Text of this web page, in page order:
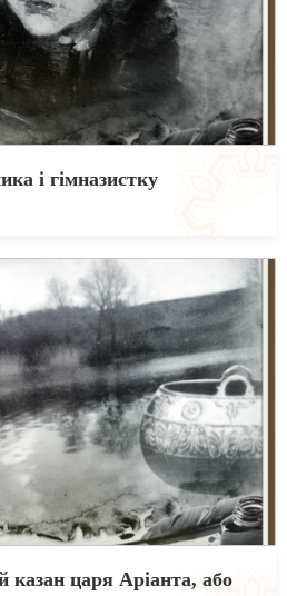
і гімназистку
казан царя Аріанта, або